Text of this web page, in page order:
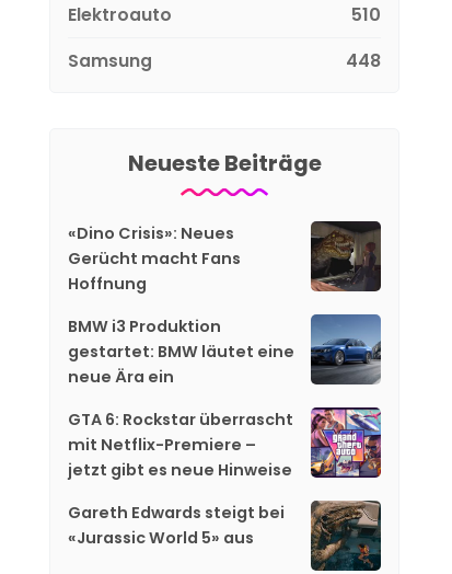
Elektroauto
510
Samsung
448
Neueste Beiträge
«Dino Crisis»: Neues
Gerücht macht Fans
Hoffnung
BMW i3 Produktion
gestartet: BMW läutet eine
neue Ära ein
GTA 6: Rockstar überrascht
mit Netflix-Premiere –
jetzt gibt es neue Hinweise
Gareth Edwards steigt bei
«Jurassic World 5» aus